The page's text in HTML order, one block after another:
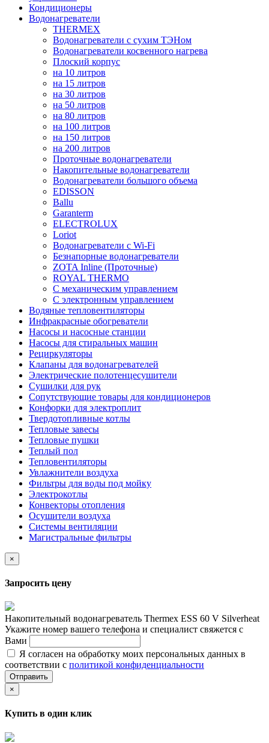
Кондиционеры
Водонагреватели
THERMEX
Водонагреватели с сухим ТЭНом
Водонагреватели косвенного нагрева
Плоский корпус
на 10 литров
на 15 литров
на 30 литров
на 50 литров
на 80 литров
на 100 литров
на 150 литров
на 200 литров
Проточные водонагреватели
Накопительные водонагреватели
Водонагреватели большого объема
EDISSON
Ballu
Garanterm
ELECTROLUX
Loriot
Водонагреватели с Wi-Fi
Безнапорные водонагреватели
ZOTA Inline (Проточные)
ROYAL THERMO
С механическим управлением
С электронным управлением
Водяные тепловентиляторы
Инфракрасные обогреватели
Насосы и насосные станции
Насосы для стиральных машин
Рециркуляторы
Клапаны для водонагревателей
Электрические полотенцесушители
Сушилки для рук
Сопутствующие товары для кондиционеров
Конфорки для электроплит
Твердотопливные котлы
Тепловые завесы
Тепловые пушки
Теплый пол
Тепловентиляторы
Увлажнители воздуха
Фильтры для воды под мойку
Электрокотлы
Конвекторы отопления
Осушители воздуха
Системы вентиляции
Магистральные фильтры
×
Запросить цену
Накопительный водонагреватель Thermex ESS 60 V Silverheat
Укажите номер вашего телефона и специалист свяжется с
Вами
Я согласен на обработку моих персональных данных в
соответствии с политикой конфиденциальности
Отправить
×
Купить в один клик